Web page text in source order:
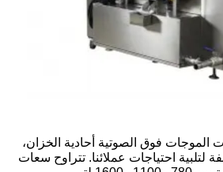
الموجات فوق الصوتية أحادية الخزان،
لتلبية احتياجات عملائنا. تتراوح سعات